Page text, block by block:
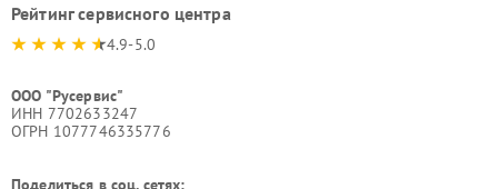
Рейтинг сервисного центра
4.9-5.0
ООО "Русервис"
ИНН 7702633247
ОГРН 1077746335776
Поделиться в соц. сетях: